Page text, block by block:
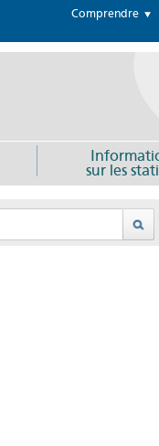
Comprendre
sur les